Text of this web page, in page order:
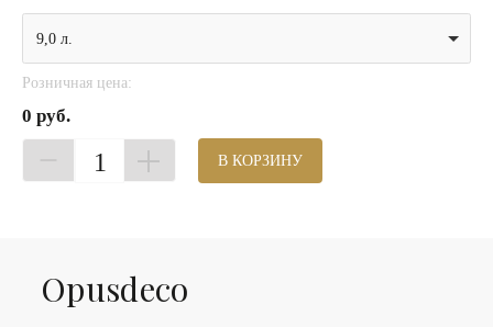
9,0 л.
Розничная цена:
0 руб.
1 В КОРЗИНУ
Оpusdeco